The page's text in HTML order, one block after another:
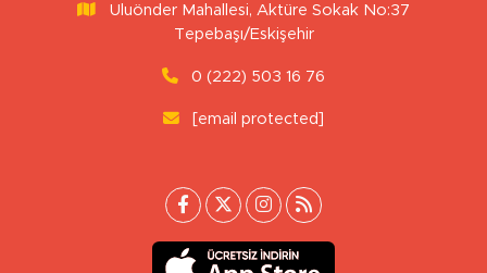
Uluönder Mahallesi, Aktüre Sokak No:37
Tepebaşı/Eskişehir
0 (222) 503 16 76
[email protected]